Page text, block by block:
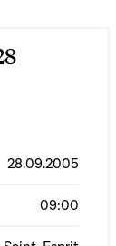
28.09.2005
09:00